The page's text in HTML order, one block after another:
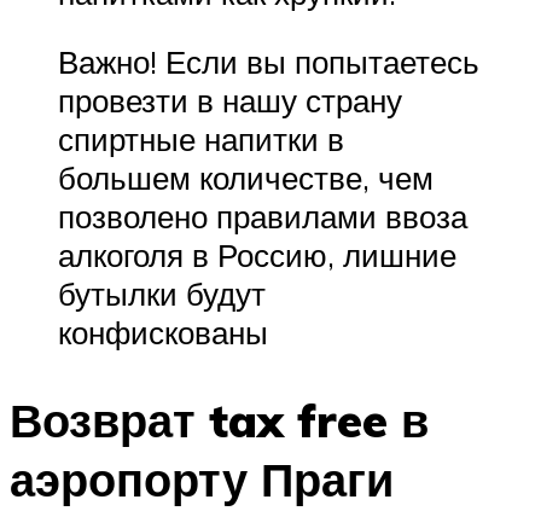
Важно! Если вы попытаетесь
провезти в нашу страну
спиртные напитки в
большем количестве, чем
позволено правилами ввоза
алкоголя в Россию, лишние
бутылки будут
конфискованы
Возврат tax free в
аэропорту Праги